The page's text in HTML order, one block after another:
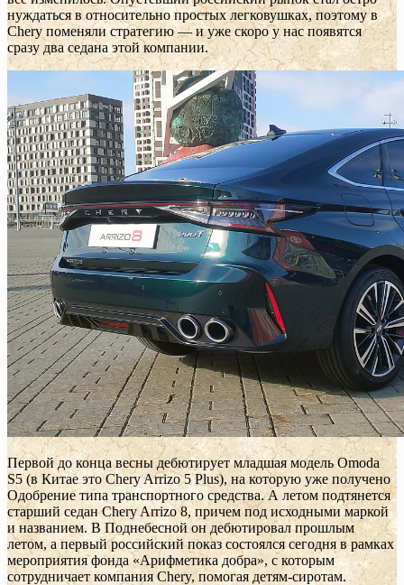
нуждаться в относительно простых легковушках, поэтому в
Chery поменяли стратегию — и уже скоро у нас появятся
сразу два седана этой компании.
Первой до конца весны дебютирует младшая модель Omoda
S5 (в Китае это Chery Arrizo 5 Plus), на которую уже получено
Одобрение типа транспортного средства. А летом подтянется
старший седан Chery Arrizo 8, причем под исходными маркой
и названием. В Поднебесной он дебютировал прошлым
летом, а первый российский показ состоялся сегодня в рамках
мероприятия фонда «Арифметика добра», с которым
сотрудничает компания Chery, помогая детям-сиротам.